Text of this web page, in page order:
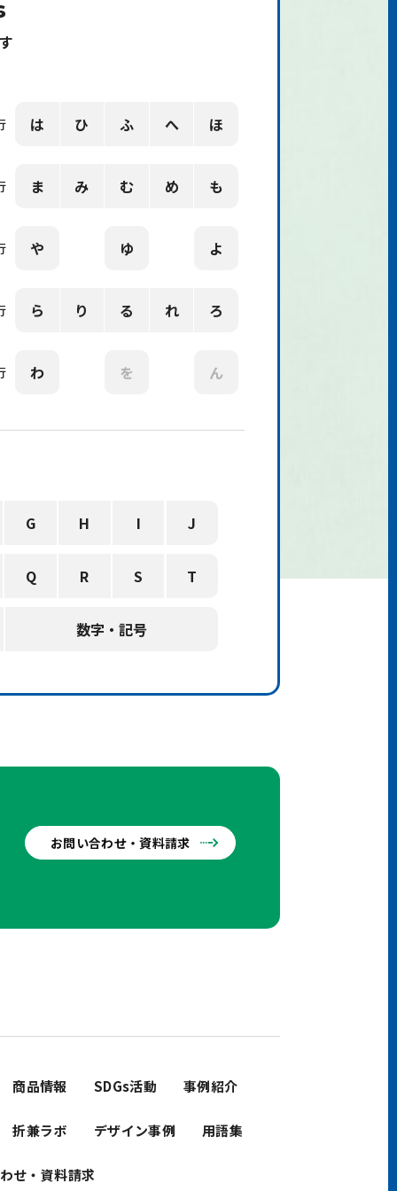
は ひ ふ へ ほ
ま み む め も
や ゆ よ
ら り る れ ろ
わ を ん
G H I J
Q R S T
数字・記号
お問い合わせ・資料請求
商品情報 SDGs活動 事例紹介
折兼ラボ デザイン事例 用語集
せ・資料請求